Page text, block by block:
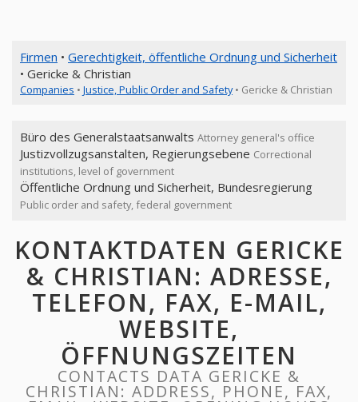
Firmen • Gerechtigkeit, öffentliche Ordnung und Sicherheit
• Gericke & Christian
Companies • Justice, Public Order and Safety• Gericke & Christian
Büro des Generalstaatsanwalts Attorney general's office
Justizvollzugsanstalten, Regierungsebene Correctional
institutions, level of government
Öffentliche Ordnung und Sicherheit, Bundesregierung
Public order and safety, federal government
KONTAKTDATEN GERICKE
& CHRISTIAN: ADRESSE,
TELEFON, FAX, E-MAIL,
WEBSITE,
ÖFFNUNGSZEITEN
CONTACTS DATA GERICKE &
CHRISTIAN: ADDRESS, PHONE, FAX,